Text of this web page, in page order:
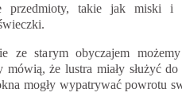
przedmioty, takie jak miski i
ze starym obyczajem
mówią, że lustra miały służyć
mogły wypatrywać powrotu